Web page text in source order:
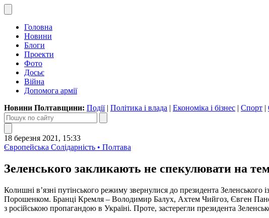
Головна
Новини
Блоги
Проекти
Фото
Досьє
Війна
Допомога армії
Новини Полтавщини: Події| Політика і влада | Економіка і бізнес | Спорт |
18 березня 2021, 15:33
Європейська Солідарність • Полтава
Зеленського закликають не спекулювати на
Колишні в’язні путінського режиму звернулися до президента Зеленського
Порошенком. Бранці Кремля – Володимир Балух, Ахтем Чийгоз, Євген
з російською пропагандою в Україні. Проте, застерегли президента